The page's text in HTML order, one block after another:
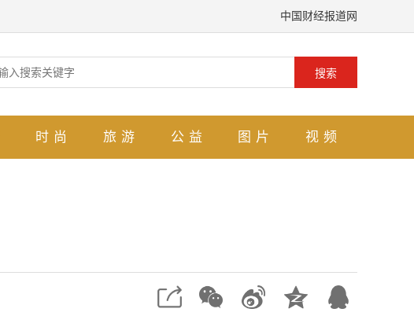
中国财经报道网
搜索
时尚 旅游 公益 图片 视频